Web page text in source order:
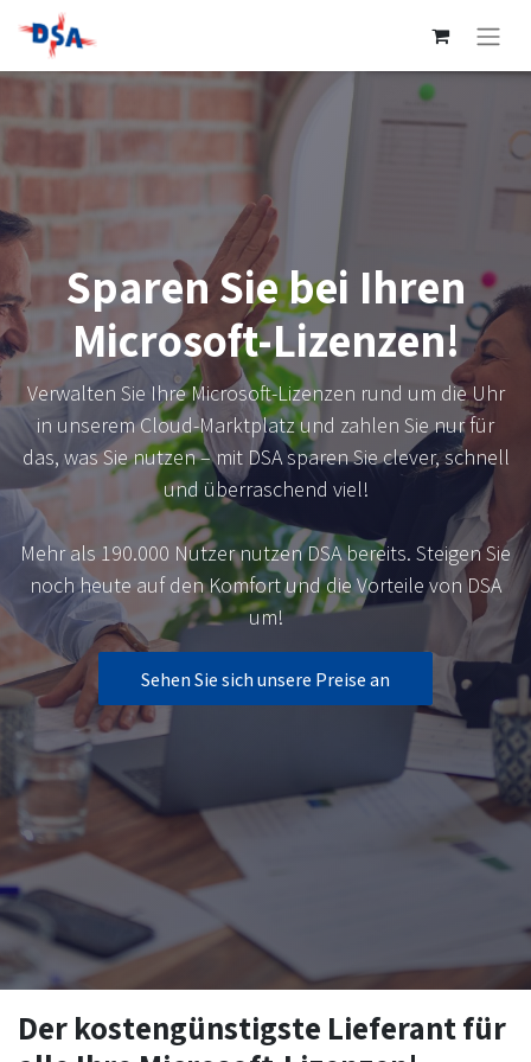
Sparen Sie bei Ihren
Microsoft-Lizenzen!
Verwalten Sie Ihre Microsoft-Lizenzen rund um die Uhr
in unserem Cloud-Marktplatz und zahlen Sie nur für
das, was Sie nutzen – mit DSA sparen Sie clever, schnell
und überraschend viel!
Mehr als 190.000 Nutzer nutzen DSA bereits. Steigen Sie
noch heute auf den Komfort und die Vorteile von DSA
um!
Sehen Sie sich unsere Preise an
Der kostengünstigste Lieferant für